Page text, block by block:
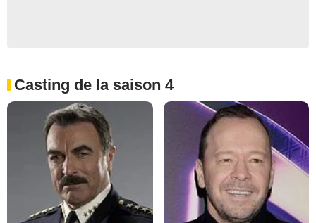
Casting de la saison 4